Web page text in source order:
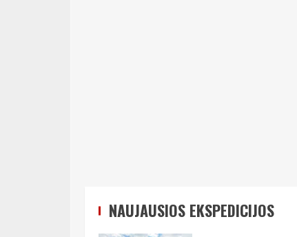
NAUJAUSIOS EKSPEDICIJOS